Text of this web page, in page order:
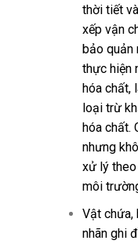
thời tiết
xếp vận
bảo quản
thực hiện
hóa chất,
loại trừ
hóa chất.
nhưng
xử lý
môi
Vật chứa,
nhãn ghi